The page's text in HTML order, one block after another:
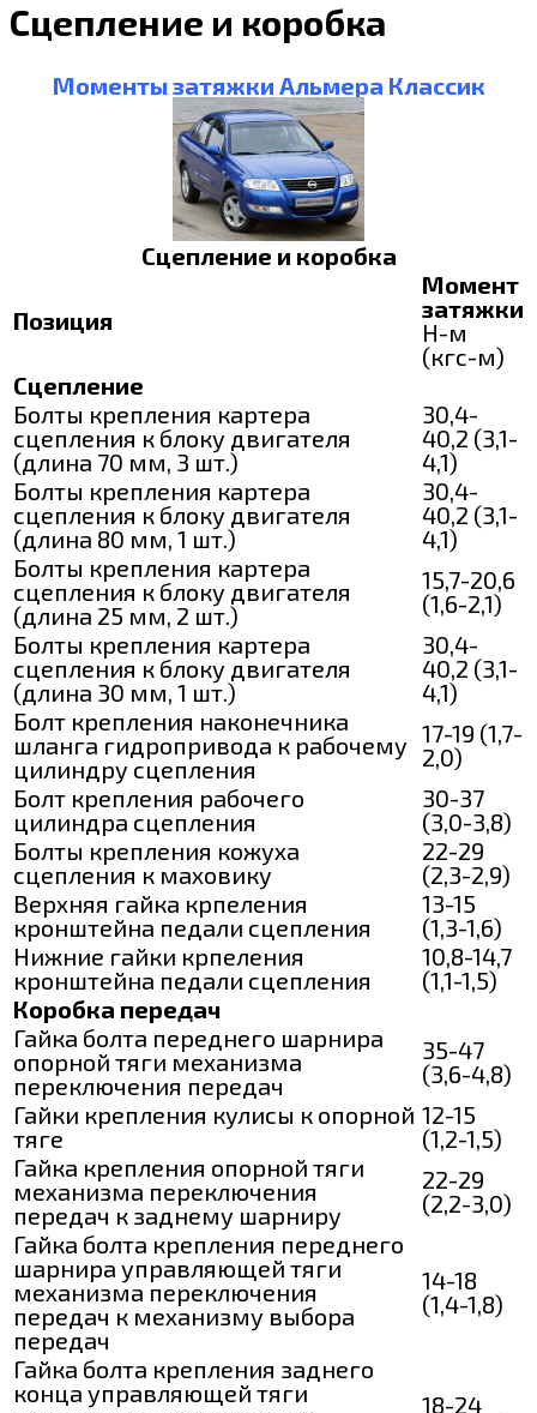
Сцепление и коробка
Моменты затяжки Альмера Классик
Сцепление и коробка
Позиция
Момент
затяжки
Н-м
(кгс-м)
Сцепление
Болты крепления картера
сцепления к блоку двигателя
(длина 70 мм, 3 шт.)
30,4-
40,2 (3,1-
4,1)
Болты крепления картера
сцепления к блоку двигателя
(длина 80 мм, 1 шт.)
30,4-
40,2 (3,1-
4,1)
Болты крепления картера
сцепления к блоку двигателя
(длина 25 мм, 2 шт.)
15,7-20,6
(1,6-2,1)
Болты крепления картера
сцепления к блоку двигателя
(длина 30 мм, 1 шт.)
30,4-
40,2 (3,1-
4,1)
Болт крепления наконечника
шланга гидропривода к рабочему
цилиндру сцепления
17-19 (1,7-
2,0)
Болт крепления рабочего
цилиндра сцепления
30-37
(3,0-3,8)
Болты крепления кожуха
сцепления к маховику
22-29
(2,3-2,9)
Верхняя гайка крпеления
кронштейна педали сцепления
13-15
(1,3-1,6)
Нижние гайки крпеления
кронштейна педали сцепления
10,8-14,7
(1,1-1,5)
Коробка передач
Гайка болта переднего шарнира
опорной тяги механизма
переключения передач
35-47
(3,6-4,8)
Гайки крепления кулисы к опорной
тяге
12-15
(1,2-1,5)
Гайка крепления опорной тяги
механизма переключения
передач к заднему шарниру
22-29
(2,2-3,0)
Гайка болта крепления переднего
шарнира управляющей тяги
механизма переключения
передач к механизму выбора
передач
14-18
(1,4-1,8)
Гайка болта крепления заднего
конца управляющей тяги
18-24